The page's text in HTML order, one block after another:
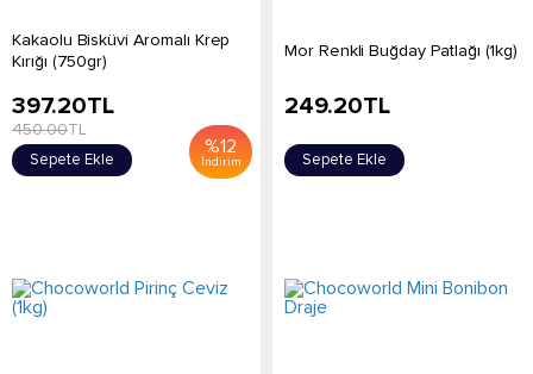
Kakaolu Bisküvi Aromalı Krep
Kırığı (750gr)
%12
İndirim
397.20TL
450.00TL
Sepete Ekle
Mor Renkli Buğday Patlağı (1kg)
249.20TL
Sepete Ekle